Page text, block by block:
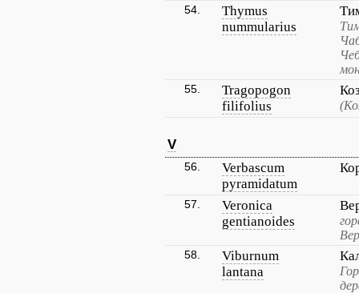
54.
Thymus
nummularius
55.
Tragopogon
filifolius
V
56.
Verbascum
pyramidatum
57.
Veronica
gentianoides
58.
Viburnum
lantana